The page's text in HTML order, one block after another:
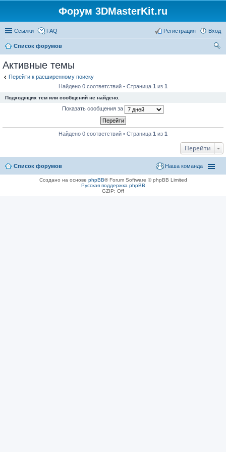
Форум 3DMasterKit.ru
Ссылки FAQ Вход
Регистрация
Список форумов
Активные темы
Перейти к расширенному поиску
Найдено 0 соответствий • Страница 1 из 1
Подходящих тем или сообщений не найдено.
Показать сообщения за
Найдено 0 соответствий • Страница 1 из 1
Перейти
Список форумов Наша команда
Создано на основе phpBB® Forum Software © phpBB Limited
Русская поддержка phpBB
GZIP: Off